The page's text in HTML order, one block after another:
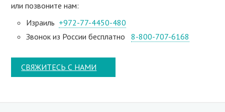
или позвоните нам:
Израиль +972-77-4450-480
Звонок из России бесплатно8-800-707-6168
СВЯЖИТЕСЬ С НАМИ